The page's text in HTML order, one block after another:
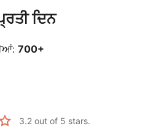
ਦਿਨ
700+
3.2 out of 5 stars.